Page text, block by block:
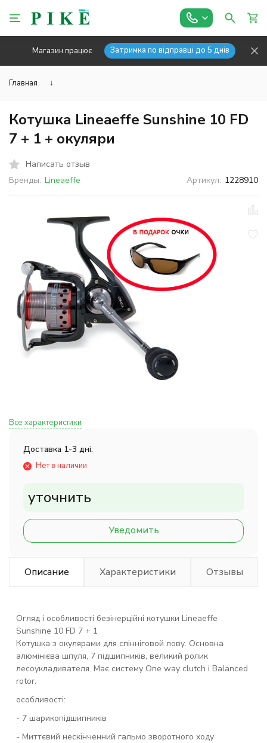
Магазин працює Затримка по відправці до 5 днів
Главная ↓
Котушка Lineaeffe Sunshine 10 FD
7 + 1 + окуляри
Написать отзыв
Бренды: Lineaeffe Артикул: 1228910
Все характеристики
Доставка 1-3 дні:
Нет в наличии
уточнить
Уведомить
Описание Характеристики Отзывы
Огляд і особливості безінерційні котушки Lineaeffe
Sunshine 10 FD 7 + 1
Котушка з окулярами для спінніговой лову. Основна
алюмінієва шпуля, 7 підшипників, великий ролик
лесоукладивателя. Має систему One way clutch і Balanced
rotor.
особливості:
- 7 шарикопідшипників
- Миттєвий нескінченний гальмо зворотного ходу